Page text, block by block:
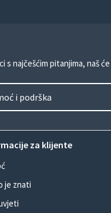
najčešćim pitanjima, naš će
i podrška
za klijente
je znati